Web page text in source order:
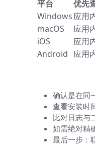
平台
优先
Windows应用
macOS
应用
iOS
应用
Android 应用
确认是在同
查看安装时
比对日志与
如需绝对精
最后一步：